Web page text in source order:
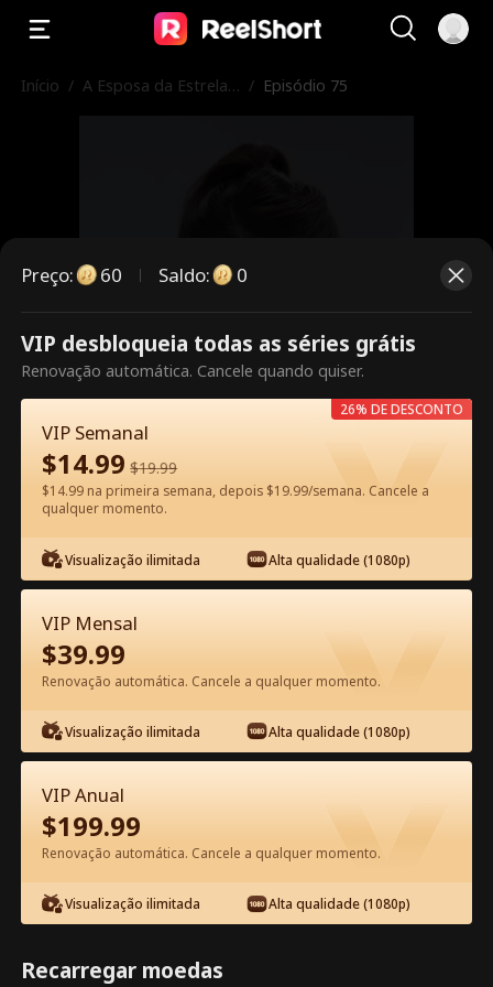
Início / A Esposa da Estrela
/ Episódio 75
Este episódio é pago. Desbloqueie
para assistir.
60Desbloquear agora
Assista Grátis no App
Episódio 75 - A Esposa da Estrela
Trabalha Aqui Filme completo
1-50 51-80 Todos os episódios
75 76 77 78 79
Preço: 60 Saldo: 0
VIP desbloqueia todas as séries grátis
Renovação automática. Cancele quando quiser.
VIP Semanal
$14.99 $19.99
$14.99 na primeira semana, depois $19.99/semana. Cancele a
qualquer momento.
Visualização ilimitada Alta qualidade (1080p)
26% DE DESCONTO
VIP Mensal
$39.99
Renovação automática. Cancele a qualquer momento.
Visualização ilimitada Alta qualidade (1080p)
VIP Anual
$199.99
Renovação automática. Cancele a qualquer momento.
Visualização ilimitada Alta qualidade (1080p)
Recarregar moedas